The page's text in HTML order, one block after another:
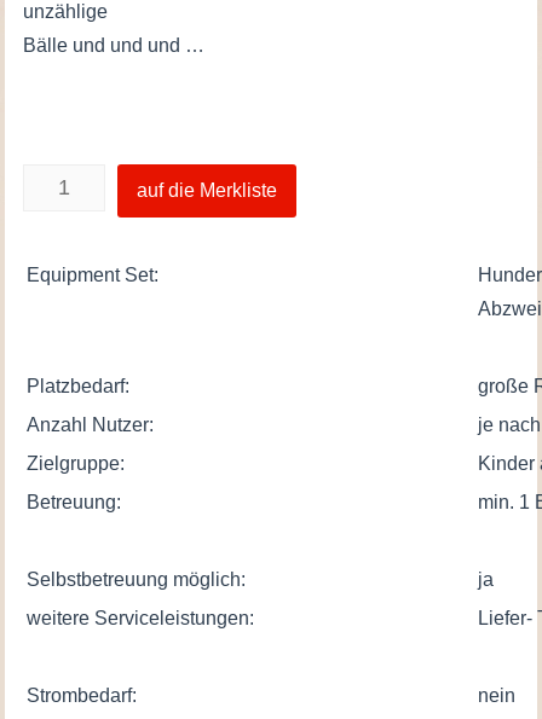
unzählige
Bälle und und und …
Wasserbaustelle
auf die Merkliste
Equipment Set:
Platzbedarf:
große
Anzahl Nutzer:
je
Zielgruppe:
Kinder
Betreuung:
min. 1
Selbstbetreuung möglich:
ja
weitere Serviceleistungen:
Liefer-
Strombedarf:
nein